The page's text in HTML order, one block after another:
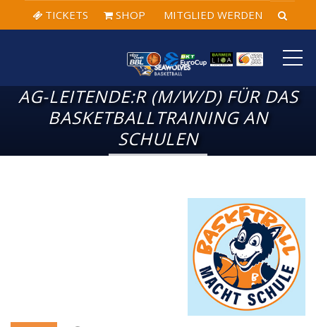
TICKETS SHOP MITGLIED WERDEN
AG-LEITENDE:R (M/W/D) FÜR DAS
BASKETBALLTRAINING AN
SCHULEN